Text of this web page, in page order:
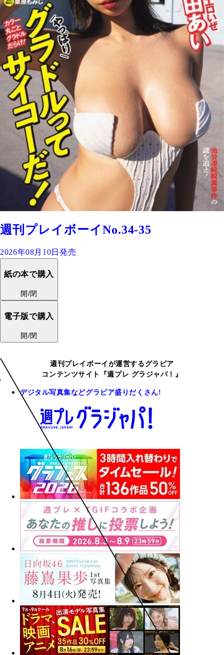
週刊プレイボーイNo.34-35
2026年08月10日発売
紙の本で購入
開/閉
電子版で購入
開/閉
週刊プレイボーイが運営するグラビア
コンテンツサイト『週プレ グラジャパ！』
デジタル写真集などグラビア盛りだくさん!